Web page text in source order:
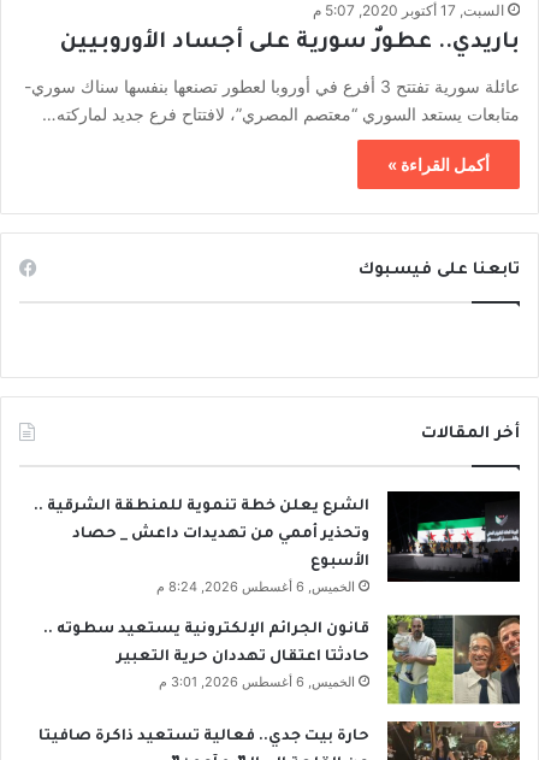
السبت, 17 أكتوبر 2020, 5:07 م
باريدي.. عطورٌ سورية على أجساد الأوروبيين
عائلة سورية تفتتح 3 أفرع في أوروبا لعطور تصنعها بنفسها سناك سوري-
متابعات يستعد السوري “معتصم المصري”، لافتتاح فرع جديد لماركته…
أكمل القراءة »
تابعنا على فيسبوك
أخر المقالات
الشرع يعلن خطة تنموية للمنطقة الشرقية ..
وتحذير أممي من تهديدات داعش _ حصاد
الأسبوع
الخميس, 6 أغسطس 2026, 8:24 م
قانون الجرائم الإلكترونية يستعيد سطوته ..
حادثتا اعتقال تهددان حرية التعبير
الخميس, 6 أغسطس 2026, 3:01 م
حارة بيت جدي.. فعالية تستعيد ذاكرة صافيتا